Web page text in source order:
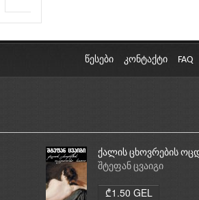
წესები კონტაქტი FAQ
ქალის ცხოვრების
საათი
შტეფან ცვაიგი
₾1.50 GEL